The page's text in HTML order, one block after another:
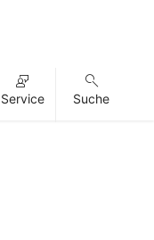
Service Suche